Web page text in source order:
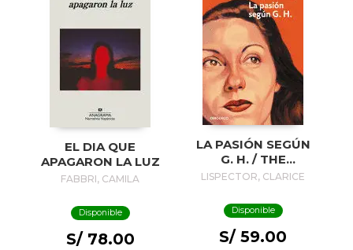
EL DIA QUE
APAGARON LA LUZ
FABBRI, CAMILA
Disponible
S/ 78.00
LA PASIÓN SEGÚN
G. H. / THE
PASSION
H.
LISPECTOR, CLARICE
Disponible
S/ 59.00